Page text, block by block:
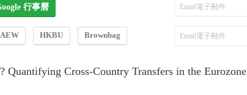
行事曆
AEW HKBU Brownbag
Quantifying Cross-Country Transfers in the Eurozone